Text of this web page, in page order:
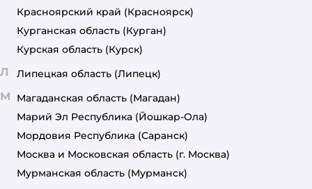
Красноярский край (Красноярск)
Курганская область (Курган)
Курская область (Курск)
Л Липецкая область (Липецк)
М Магаданская область (Магадан)
Марий Эл Республика (Йошкар-Ола)
Мордовия Республика (Саранск)
Москва и Московская область (г. Москва)
Мурманская область (Мурманск)